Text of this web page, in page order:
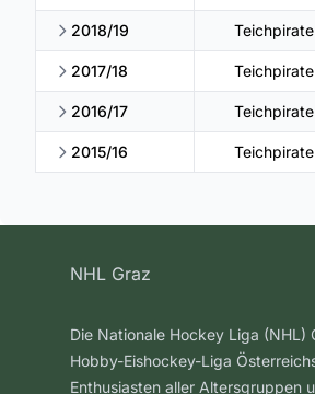
2018/19
2017/18
2016/17
2015/16
NHL Graz
Die Nationale Hockey Liga (NHL)
Hobby-Eishockey-Liga
Enthusiasten aller Altersgruppen